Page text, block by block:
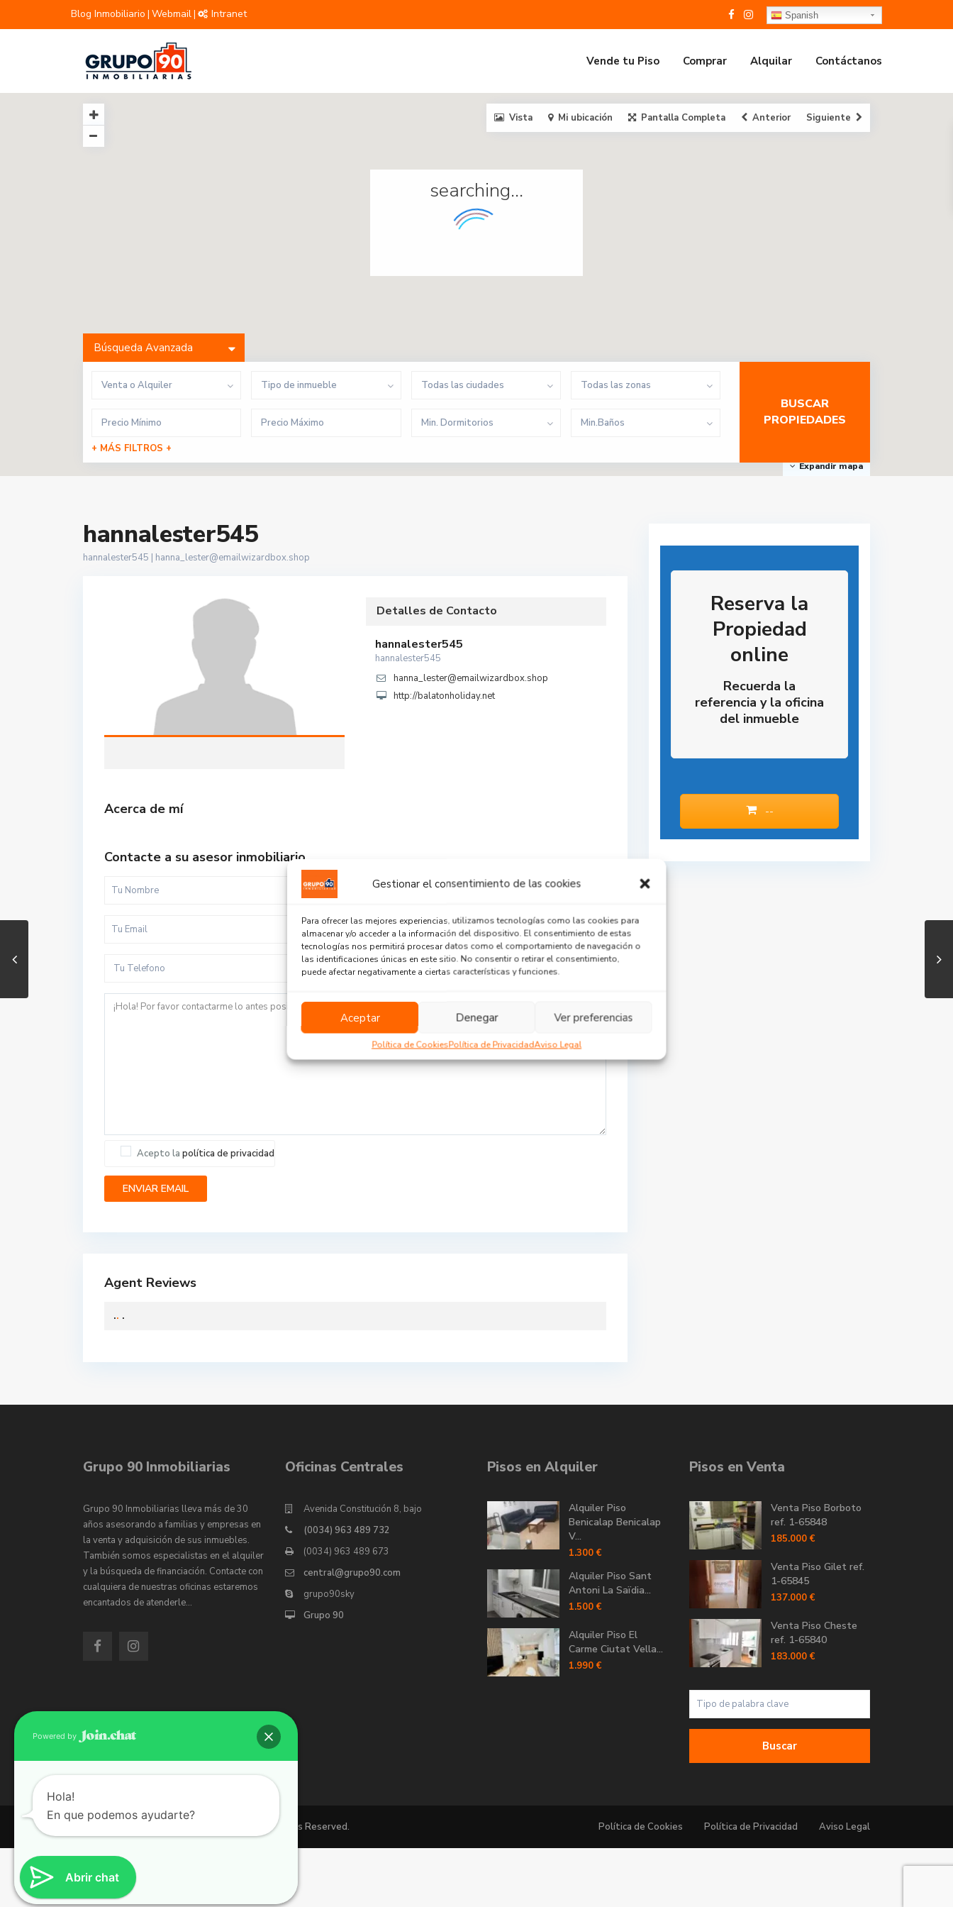
Gestionar el consentimiento de las cookies
Para ofrecer las mejores experiencias, utilizamos tecnologías como las cookies para
almacenar y/o acceder a la información del dispositivo. El consentimiento de estas
tecnologías nos permitirá procesar datos como el comportamiento de navegación o
las identificaciones únicas en este sitio. No consentir o retirar el consentimiento,
puede afectar negativamente a ciertas características y funciones.
Aceptar Denegar Ver preferencias
Política de CookiesPolítica de PrivacidadAviso Legal
Blog Inmobiliario | Webmail| Intranet Spanish
Vende tu Piso Comprar Alquilar Contáctanos
searching...
Expandir mapa
Vista Mi ubicación Pantalla Completa Anterior Siguiente
Búsqueda Avanzada
Venta o Alquiler Tipo de inmueble Todas las ciudades Todas las zonas
Min. Dormitorios
Min.Baños
+ MÁS FILTROS +
hannalester545
hannalester545 | hanna_lester@emailwizardbox.shop
Detalles de Contacto
hannalester545
hannalester545
hanna_lester@emailwizardbox.shop
http://balatonholiday.net
Acerca de mí
Contacte a su asesor inmobiliario
Acepto la política de privacidad
Agent Reviews
.. .
Reserva la
Propiedad
online
Recuerda la
referencia y la oficina
del inmueble
--
Grupo 90 Inmobiliarias
Grupo 90 Inmobiliarias lleva más de 30
años asesorando a familias y empresas en
la venta y adquisición de sus inmuebles.
También somos especialistas en el alquiler
y la búsqueda de financiación. Contacte con
cualquiera de nuestras oficinas estaremos
encantados de atenderle…
Oficinas Centrales
Avenida Constitución 8, bajo
(0034) 963 489 732
(0034) 963 489 673
central@grupo90.com
grupo90sky
Grupo 90
Pisos en Alquiler
Alquiler Piso
Benicalap Benicalap
V...
1.300 €
Alquiler Piso Sant
Antoni La Saïdia...
1.500 €
Alquiler Piso El
Carme Ciutat Vella...
1.990 €
Pisos en Venta
Venta Piso Borboto
ref. 1-65848
185.000 €
Venta Piso Gilet ref.
1-65845
137.000 €
Venta Piso Cheste
ref. 1-65840
183.000 €
Buscar
Copyright 2026 | Grupo 90 inmobiliarias. All Rights Reserved. Política de Cookies Política de Privacidad Aviso Legal
Abrir chat
Powered by
Hola!
En que podemos ayudarte?